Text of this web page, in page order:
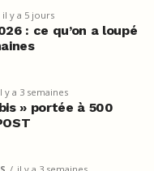
il y a 5 jours
: ce qu’on a loupé
y a 3 semaines
» portée à 500